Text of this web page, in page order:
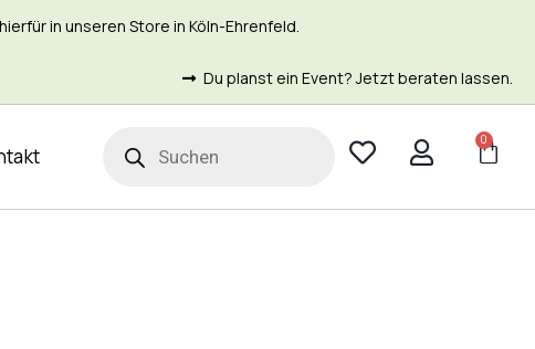
in unseren Store in Köln-Ehrenfeld.
Du planst ein Event? Jetzt beraten lassen.
0